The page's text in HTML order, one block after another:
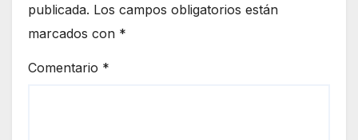
publicada. Los campos obligatorios están
marcados con *
Comentario *